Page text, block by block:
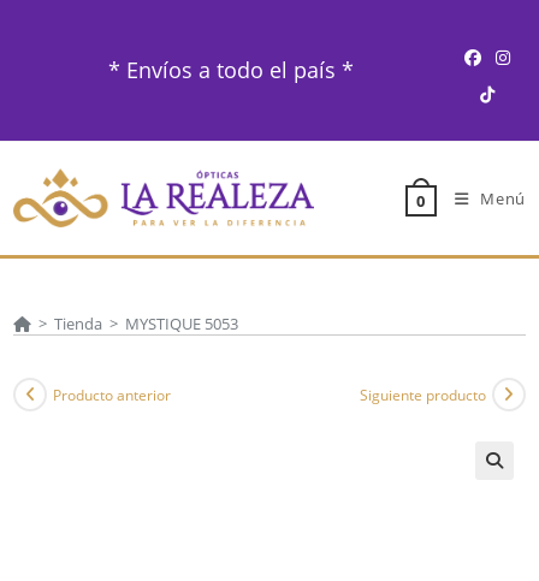
* Envíos a todo el país *
0 Menú
> Tienda > MYSTIQUE 5053
Producto anterior Siguiente producto